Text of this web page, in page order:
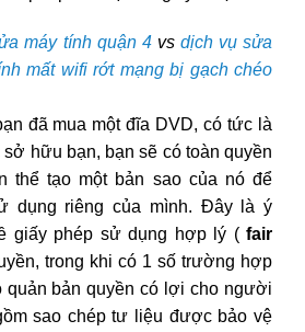
máy tính quận 4vs dịch vụ sửa
mất wifi rớt mạng bị gạch chéo
đã mua một đĩa DVD, có tức là
sở hữu bạn, bạn sẽ có toàn quyền
thể tạo một bản sao của nó để
dụng riêng của mình. Đây là ý
giấy phép sử dụng hợp lý ( fair
trong khi có 1 số trường hợp
quản bản quyền có lợi cho người
sao chép tư liệu được bảo vệ